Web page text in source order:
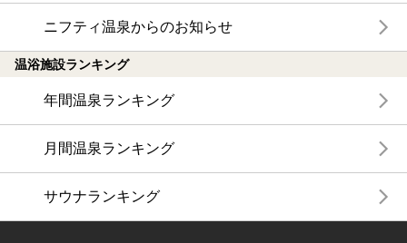
ニフティ温泉からのお知らせ
温浴施設ランキング
年間温泉ランキング
月間温泉ランキング
サウナランキング